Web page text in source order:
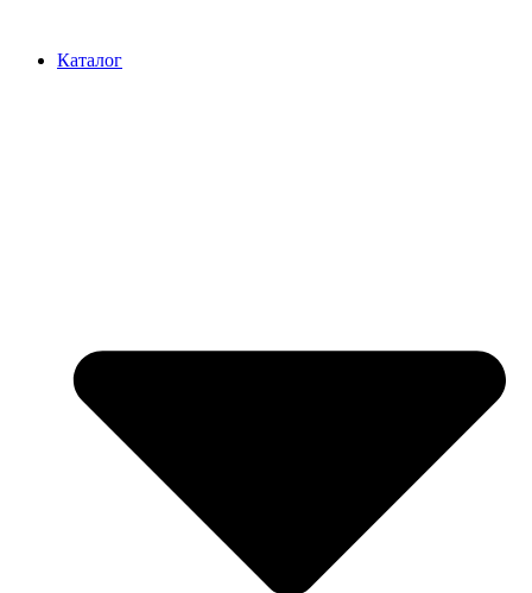
содержимому
Каталог